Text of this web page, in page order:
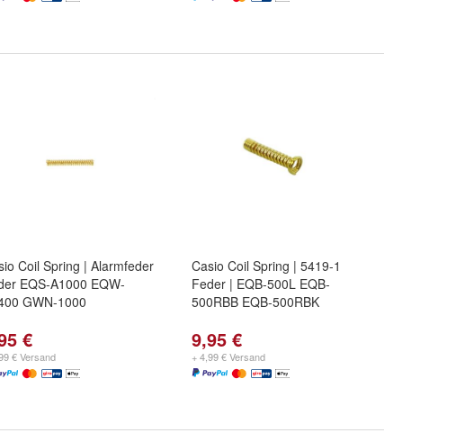
Coil Spring | Alarmfeder
EQS-A1000 EQW-
GWN-1000
€
€ Versand
Casio Coil Spring | 5419-1
Feder | EQB-500L EQB-
500RBB EQB-500RBK
9,95 €
+ 4,99 € Versand